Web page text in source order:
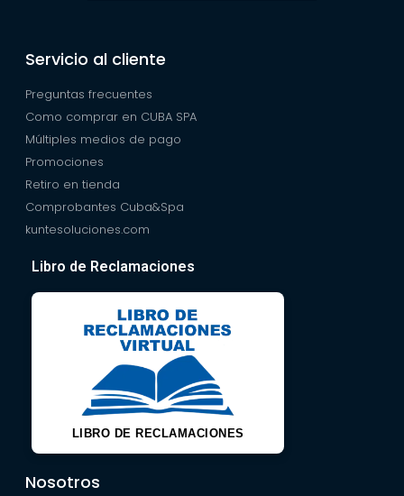
Servicio al cliente
Preguntas frecuentes
Como comprar en CUBA SPA
Múltiples medios de pago
Promociones
Retiro en tienda
Comprobantes Cuba&Spa
kuntesoluciones.com
Libro de Reclamaciones
LIBRO DE RECLAMACIONES
Nosotros